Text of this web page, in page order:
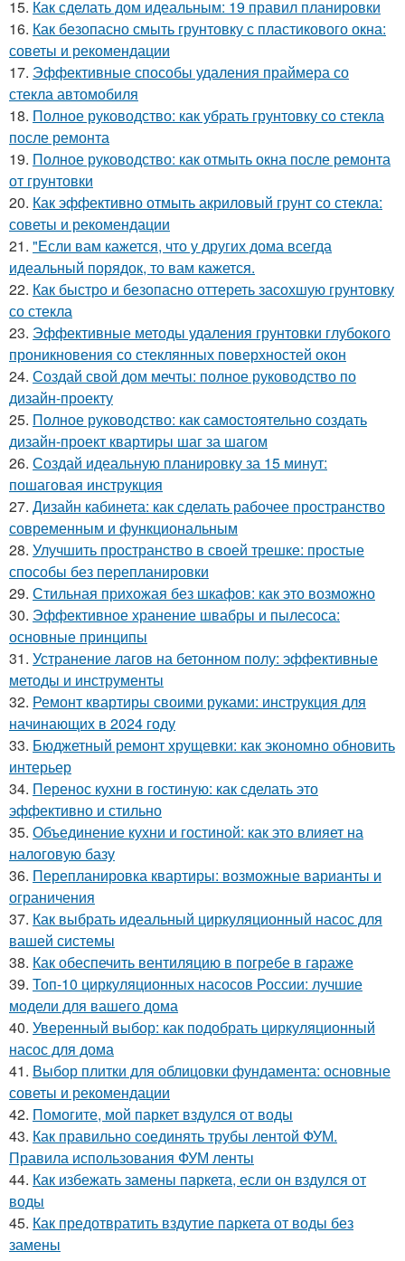
15. Как сделать дом идеальным: 19 правил планировки
16. Как безопасно смыть грунтовку с пластикового окна:
советы и рекомендации
17. Эффективные способы удаления праймера со
стекла автомобиля
18. Полное руководство: как убрать грунтовку со стекла
после ремонта
19. Полное руководство: как отмыть окна после ремонта
от грунтовки
20. Как эффективно отмыть акриловый грунт со стекла:
советы и рекомендации
21. "Если вам кажется, что у других дома всегда
идеальный порядок, то вам кажется.
22. Как быстро и безопасно оттереть засохшую грунтовку
со стекла
23. Эффективные методы удаления грунтовки глубокого
проникновения со стеклянных поверхностей окон
24. Создай свой дом мечты: полное руководство по
дизайн-проекту
25. Полное руководство: как самостоятельно создать
дизайн-проект квартиры шаг за шагом
26. Создай идеальную планировку за 15 минут:
пошаговая инструкция
27. Дизайн кабинета: как сделать рабочее пространство
современным и функциональным
28. Улучшить пространство в своей трешке: простые
способы без перепланировки
29. Стильная прихожая без шкафов: как это возможно
30. Эффективное хранение швабры и пылесоса:
основные принципы
31. Устранение лагов на бетонном полу: эффективные
методы и инструменты
32. Ремонт квартиры своими руками: инструкция для
начинающих в 2024 году
33. Бюджетный ремонт хрущевки: как экономно обновить
интерьер
34. Перенос кухни в гостиную: как сделать это
эффективно и стильно
35. Объединение кухни и гостиной: как это влияет на
налоговую базу
36. Перепланировка квартиры: возможные варианты и
ограничения
37. Как выбрать идеальный циркуляционный насос для
вашей системы
38. Как обеспечить вентиляцию в погребе в гараже
39. Топ-10 циркуляционных насосов России: лучшие
модели для вашего дома
40. Уверенный выбор: как подобрать циркуляционный
насос для дома
41. Выбор плитки для облицовки фундамента: основные
советы и рекомендации
42. Помогите, мой паркет вздулся от воды
43. Как правильно соединять трубы лентой ФУМ.
Правила использования ФУМ ленты
44. Как избежать замены паркета, если он вздулся от
воды
45. Как предотвратить вздутие паркета от воды без
замены